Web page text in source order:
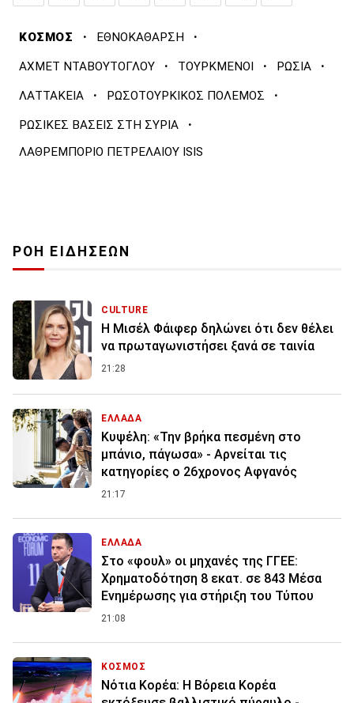
ΚΟΣΜΟΣ · ΕΘΝΟΚΑΘΑΡΣΗ ·
ΑΧΜΕΤ ΝΤΑΒΟΥΤΟΓΛΟΥ · ΤΟΥΡΚΜΕΝΟΙ · ΡΩΣΙΑ ·
ΛΑΤΤΑΚΕΙΑ · ΡΩΣΟΤΟΥΡΚΙΚΟΣ ΠΟΛΕΜΟΣ ·
ΡΩΣΙΚΕΣ ΒΑΣΕΙΣ ΣΤΗ ΣΥΡΙΑ ·
ΛΑΘΡΕΜΠΟΡΙΟ ΠΕΤΡΕΛΑΙΟΥ ΙSΙS
ΡΟΗ ΕΙΔΗΣΕΩΝ
CULTURE
Η Μισέλ Φάιφερ δηλώνει ότι δεν θέλει
να πρωταγωνιστήσει ξανά σε ταινία
21:28
ΕΛΛΑΔΑ
Κυψέλη: «Την βρήκα πεσμένη στο
μπάνιο, πάγωσα» - Αρνείται τις
κατηγορίες ο 26χρονος Αφγανός
21:17
ΕΛΛΑΔΑ
Στο «φουλ» οι μηχανές της ΓΓΕΕ:
Χρηματοδότηση 8 εκατ. σε 843 Μέσα
Ενημέρωσης για στήριξη του Τύπου
21:08
ΚΟΣΜΟΣ
Νότια Κορέα: Η Βόρεια Κορέα